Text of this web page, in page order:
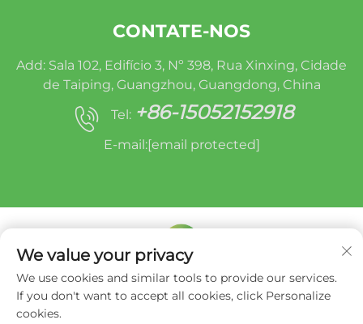
CONTATE-NOS
Add: Sala 102, Edifício 3, Nº 398, Rua Xinxing, Cidade
de Taiping, Guangzhou, Guangdong, China
Tel: +86-15052152918
E-mail:[email protected]
Direitos autorais © Miracle Oruide (guangzhou)
Auto Parts Remanufacturing Co., Ltd. - Política
We value your privacy
We use cookies and similar tools to provide our services.
If you don't want to accept all cookies, click Personalize
cookies.